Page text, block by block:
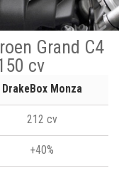
Grand C4
cv
DrakeBox Monza
212 cv
+40%